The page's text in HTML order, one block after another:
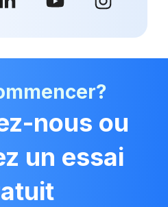
nous ou
un essai